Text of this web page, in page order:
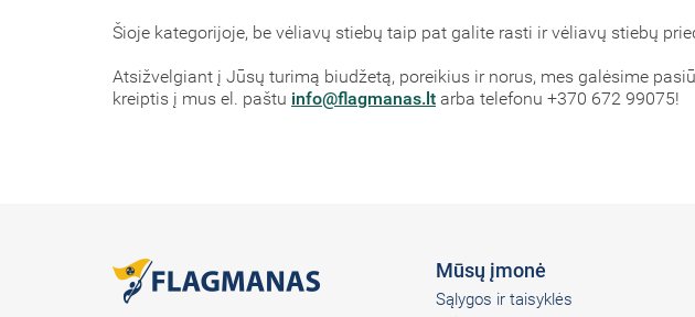
Šioje kategorijoje, be vėliavų stiebų taip pat galite rasti ir vėliavų stiebų
Atsižvelgiant į Jūsų turimą biudžetą, poreikius ir norus, mes galėsime
kreiptis į mus el. paštu info@flagmanas.lt arba telefonu +370 672 99075!
Mūsų įmonė
Sąlygos ir taisyklės